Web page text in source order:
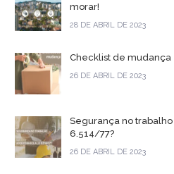
morar!
28 DE ABRIL DE 2023
Checklist de mudança
26 DE ABRIL DE 2023
Segurança no
6.514/77?
26 DE ABRIL DE 2023